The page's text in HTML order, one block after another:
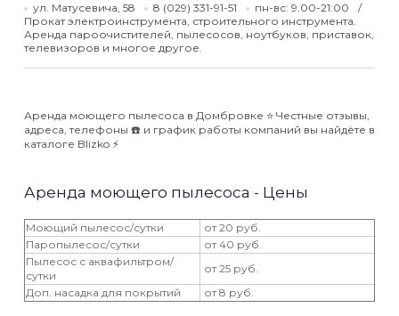
ул. Матусевича, 58 8 (029) 331-91-51
пн-вс: 9.00-21:00
Прокат электроинструмента, строительного инструмента.
Аренда пароочистителей, пылесосов, ноутбуков, приставок,
телевизоров и многое другое.
Аренда моющего пылесоса в Домбровке ⭐️ Честные отзывы,
адреса, телефоны ☎️ и график работы компаний вы найдёте в
каталоге Blizko ⚡️
Аренда моющего пылесоса - Цены
Моющий пылесос/сутки
от 20 руб.
Паропылесос/сутки
от 40 руб.
Пылесос с аквафильтром/
сутки
от 25 руб.
Доп. насадка для покрытий
от 8 руб.